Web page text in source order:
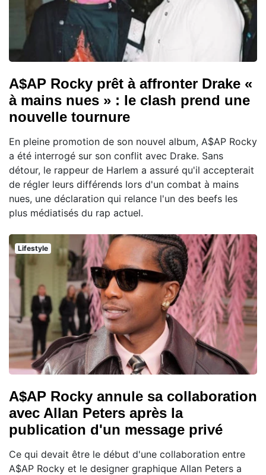
A$AP Rocky prêt à affronter Drake «
à mains nues » : le clash prend une
nouvelle tournure
En pleine promotion de son nouvel album, A$AP Rocky
a été interrogé sur son conflit avec Drake. Sans
détour, le rappeur de Harlem a assuré qu'il accepterait
de régler leurs différends lors d'un combat à mains
nues, une déclaration qui relance l'un des beefs les
plus médiatisés du rap actuel.
Lifestyle
A$AP Rocky annule sa collaboration
avec Allan Peters après la
publication d'un message privé
Ce qui devait être le début d'une collaboration entre
A$AP Rocky et le designer graphique Allan Peters a